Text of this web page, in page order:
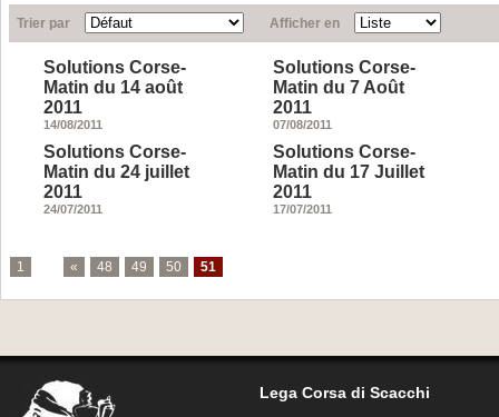
Trier par Afficher en
Solutions Corse-
Matin du 14 août
2011
14/08/2011
Solutions Corse-
Matin du 7 Août
2011
07/08/2011
Solutions Corse-
Matin du 24 juillet
2011
24/07/2011
Solutions Corse-
Matin du 17 Juillet
2011
17/07/2011
1 « 48 49 50 51
Lega Corsa di Scacchi